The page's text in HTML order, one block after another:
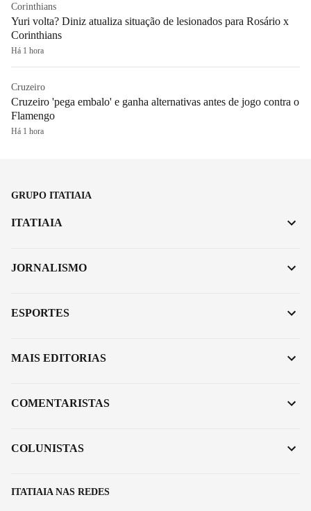
Corinthians
Yuri volta? Diniz atualiza situação de lesionados para Rosário x
Corinthians
Há 1 hora
Cruzeiro
Cruzeiro 'pega embalo' e ganha alternativas antes de jogo contra o
Flamengo
Há 1 hora
GRUPO ITATIAIA
ITATIAIA NAS REDES
ITATIAIA
JORNALISMO
ESPORTES
MAIS EDITORIAS
COMENTARISTAS
COLUNISTAS